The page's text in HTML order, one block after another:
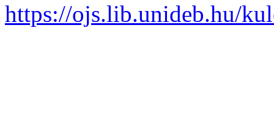
https://ojs.lib.unideb.hu/